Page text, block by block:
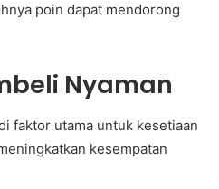
poin dapat mendorong
Nyaman
faktor utama untuk kesetiaan
kesempatan